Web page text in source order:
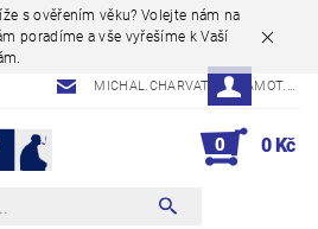
s ověřením věku? Volejte nám na
poradíme a vše vyřešíme k Vaší
MICHAL.CHARVAT@DELAMOT.CZ
0 0 Kč